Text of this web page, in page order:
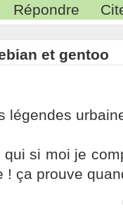
Répondre
et gentoo
légendes
si moi je
! ça prouve